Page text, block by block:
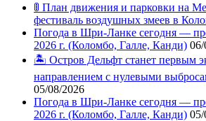
🚦 План движения и парковки на
фестиваль воздушных змеев в
Погода в Шри-Ланке сегодня —
2026 г. (Коломбо, Галле, Канди) 06/
🏝️ Остров Дельфт станет первым
направлением с нулевыми
05/08/2026
Погода в Шри-Ланке сегодня —
2026 г. (Коломбо, Галле, Канди) 05/